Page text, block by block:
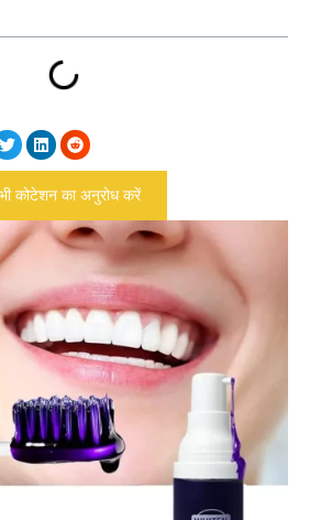
कोटेशन का अनुरोध करें